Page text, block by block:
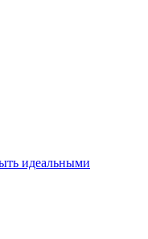
идеальными